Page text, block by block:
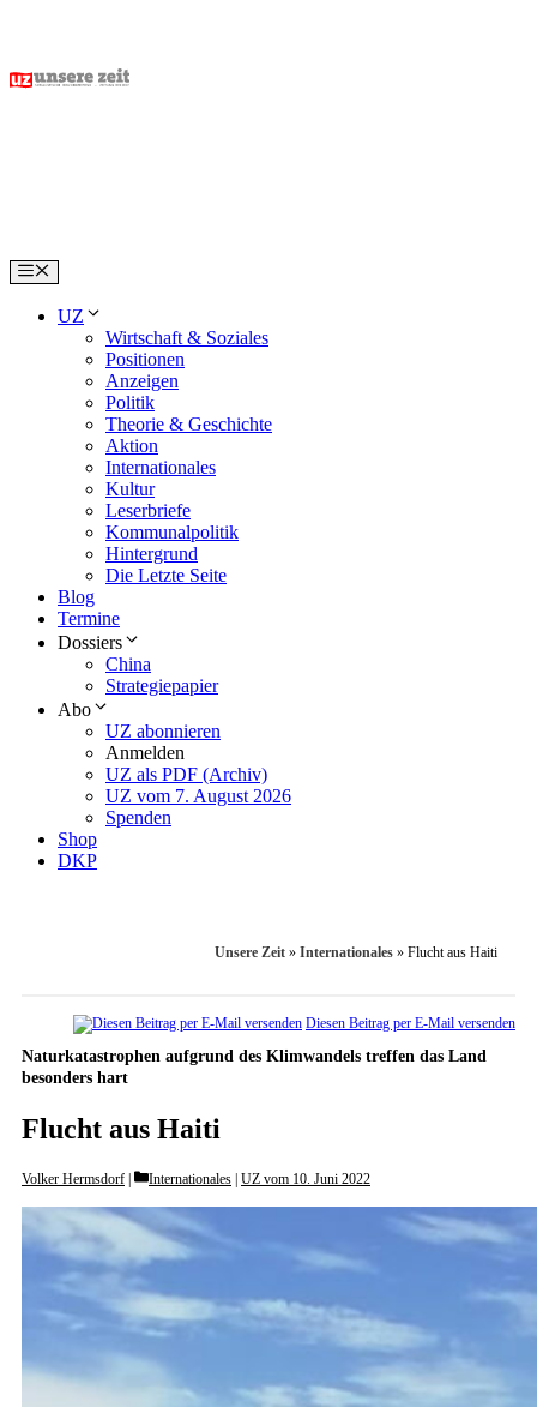
content
Menu
UZ
Wirtschaft & Soziales
Positionen
Anzeigen
Politik
Theorie & Geschichte
Aktion
Internationales
Kultur
Leserbriefe
Kommunalpolitik
Hintergrund
Die Letzte Seite
Blog
Termine
Dossiers
China
Strategiepapier
Abo
UZ abonnieren
Anmelden
UZ als PDF (Archiv)
UZ vom 7. August 2026
Spenden
Shop
DKP
Unsere Zeit » Internationales » Flucht aus Haiti
Diesen Beitrag per E-Mail versenden
Naturkatastrophen aufgrund des Klimwandels treffen das Land
besonders hart
Flucht aus Haiti
Volker Hermsdorf Categories
Internationales UZ vom 10. Juni 2022